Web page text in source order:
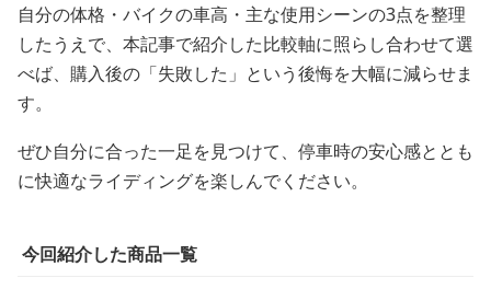
自分の体格・バイクの車高・主な使用シーンの3点を整理
したうえで、本記事で紹介した比較軸に照らし合わせて選
べば、購入後の「失敗した」という後悔を大幅に減らせま
す。
ぜひ自分に合った一足を見つけて、停車時の安心感ととも
に快適なライディングを楽しんでください。
今回紹介した商品一覧